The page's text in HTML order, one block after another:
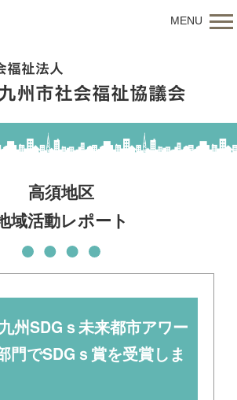
MENU
高須地区
域活動レポート
九州SDGｓ未来都市アワー
門でSDGｓ賞を受賞しま